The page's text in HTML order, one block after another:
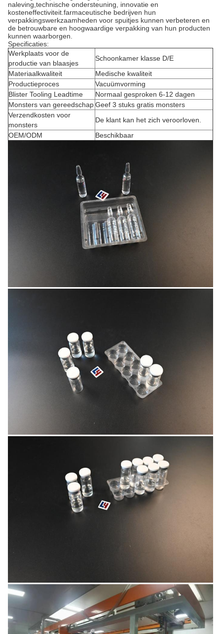
naleving,technische ondersteuning, innovatie en
kosteneffectiviteit.farmaceutische bedrijven hun
verpakkingswerkzaamheden voor spuitjes kunnen verbeteren en
de betrouwbare en hoogwaardige verpakking van hun producten
kunnen waarborgen.
Specificaties:
Werkplaats voor de
productie van blaasjes
Schoonkamer klasse D/E
Materiaalkwaliteit
Medische kwaliteit
Productieproces
Vacuümvorming
Blister Tooling Leadtime
Normaal gesproken 6-12 dagen
Monsters van gereedschapGeef 3 stuks gratis monsters
Verzendkosten voor
monsters
De klant kan het zich veroorloven.
OEM/ODM
Beschikbaar